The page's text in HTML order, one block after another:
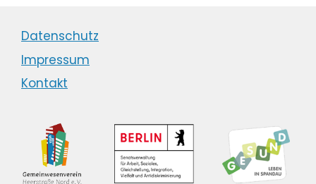
Datenschutz
Impressum
Kontakt